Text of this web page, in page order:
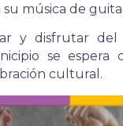
música de
y disfrutar
se espera
cultural.